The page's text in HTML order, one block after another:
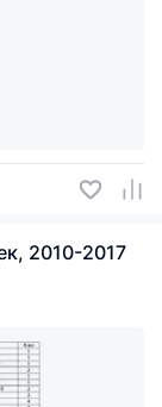
2010-2017